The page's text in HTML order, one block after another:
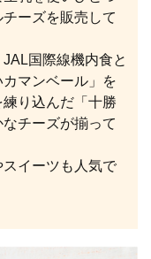
ーズを販売して
国際線機内食と
マンベール」を
り込んだ「十勝
チーズが揃って
イーツも人気で